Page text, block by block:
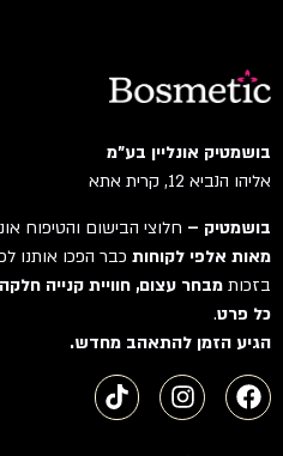
בושמטיק אונליין בע"מ
אליהו הנביא 12, קרית אתא
בושמטיק –חלוצי הבישום והטיפוח
מאות אלפי לקוחותכבר הפכו אותנו
בזכותמבחר עצום, חוויית קנייה
כל פרט.
הגיע הזמן להתאהב מחדש.